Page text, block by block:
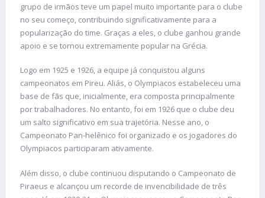
grupo de irmãos teve um papel muito importante para o clube
no seu começo, contribuindo significativamente para a
popularização do time. Graças a eles, o clube ganhou grande
apoio e se tornou extremamente popular na Grécia.
Logo em 1925 e 1926, a equipe já conquistou alguns
campeonatos em Pireu. Aliás, o Olympiacos estabeleceu uma
base de fãs que, inicialmente, era composta principalmente
por trabalhadores. No entanto, foi em 1926 que o clube deu
um salto significativo em sua trajetória. Nesse ano, o
Campeonato Pan-helênico foi organizado e os jogadores do
Olympiacos participaram ativamente.
Além disso, o clube continuou disputando o Campeonato de
Piraeus e alcançou um recorde de invencibilidade de três